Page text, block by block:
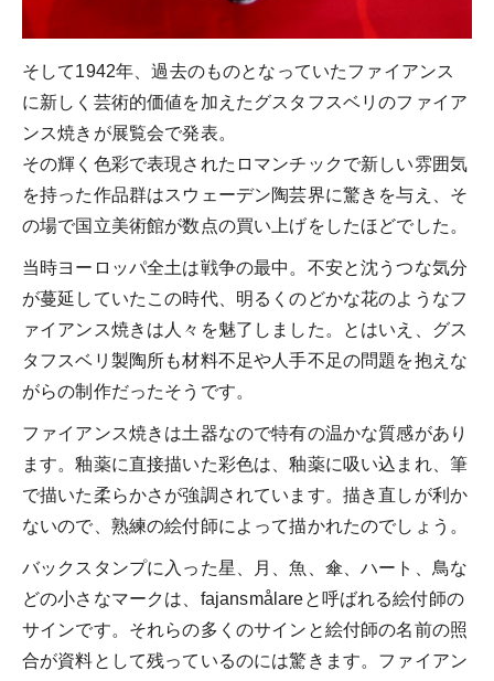
そして1942年、過去のものとなっていたファイアンス
に新しく芸術的価値を加えたグスタフスベリのファイア
ンス焼きが展覧会で発表。
その輝く色彩で表現されたロマンチックで新しい雰囲気
を持った作品群はスウェーデン陶芸界に驚きを与え、そ
の場で国立美術館が数点の買い上げをしたほどでした。
当時ヨーロッパ全土は戦争の最中。不安と沈うつな気分
が蔓延していたこの時代、明るくのどかな花のようなフ
ァイアンス焼きは人々を魅了しました。とはいえ、グス
タフスベリ製陶所も材料不足や人手不足の問題を抱えな
がらの制作だったそうです。
ファイアンス焼きは土器なので特有の温かな質感があり
ます。釉薬に直接描いた彩色は、釉薬に吸い込まれ、筆
で描いた柔らかさが強調されています。描き直しが利か
ないので、熟練の絵付師によって描かれたのでしょう。
バックスタンプに入った星、月、魚、傘、ハート、鳥な
どの小さなマークは、fajansmålareと呼ばれる絵付師の
サインです。それらの多くのサインと絵付師の名前の照
合が資料として残っているのには驚きます。ファイアン